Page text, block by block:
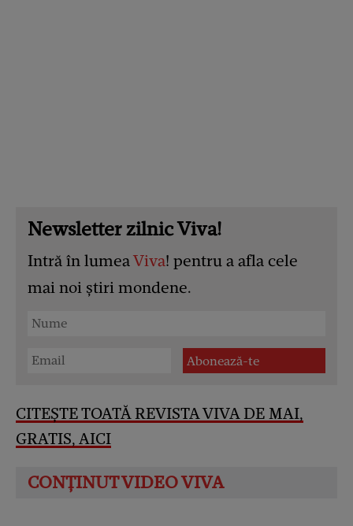
Newsletter zilnic Viva!
Intră în lumeaViva! pentru a afla cele
mai noi știri mondene.
CITEȘTE TOATĂ REVISTA VIVA DE MAI,
GRATIS, AICI